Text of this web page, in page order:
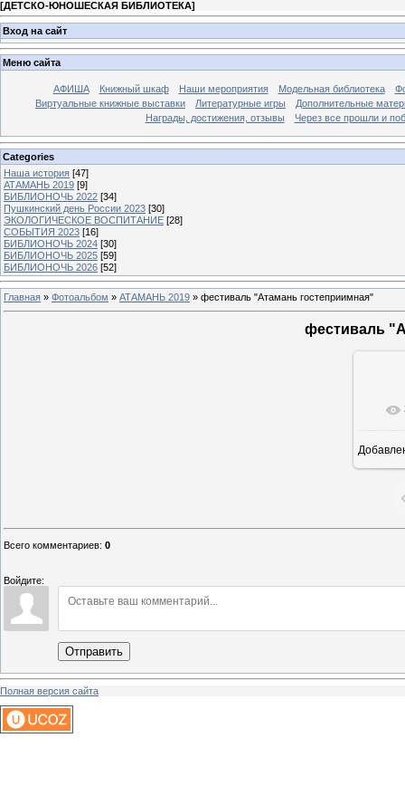
[ДЕТСКО-ЮНОШЕСКАЯ БИБЛИОТЕКА]
Вход на сайт
Меню сайта
АФИША Книжный шкаф Наши мероприятия Модельная библиотека
Виртуальные книжные выставки
Литературные игры
Дополнительные
Награды, достижения, отзывы
Через все прошли и
Categories
Наша история [47]
АТАМАНЬ 2019 [9]
БИБЛИОНОЧЬ 2022 [34]
Пушкинский день России 2023 [30]
ЭКОЛОГИЧЕСКОЕ ВОСПИТАНИЕ [28]
СОБЫТИЯ 2023 [16]
БИБЛИОНОЧЬ 2024 [30]
БИБЛИОНОЧЬ 2025 [59]
БИБЛИОНОЧЬ 2026 [52]
Главная » Фотоальбом » АТАМАНЬ 2019 » фестиваль "Атамань гостеприимная"
фестиваль
Всего комментариев: 0
Войдите:
Отправить
Полная версия сайта